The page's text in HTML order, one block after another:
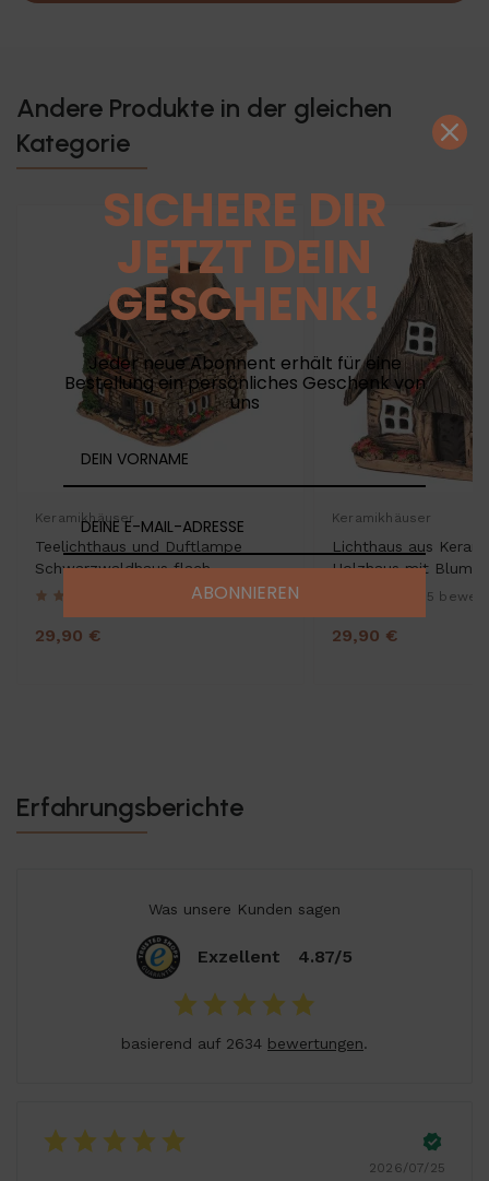
Andere Produkte in der gleichen
Kategorie
Keramikhäuser
Teelichthaus und Duftlampe
Schwarzwaldhaus flach
1 bewertungen
29,90 €
Keramikhäuser
Lichthaus aus
Holzhaus mit
Teelichthalter und
5
29,90 €
Erfahrungsberichte
Was unsere Kunden sagen
Exzellent 4.87/5
basierend auf 2634 bewertungen.
2026/07/25
SICHERE DIR
JETZT DEIN
GESCHENK!
Jeder neue Abonnent erhält für eine
Bestellung ein persönliches Geschenk von
uns
ABONNIEREN